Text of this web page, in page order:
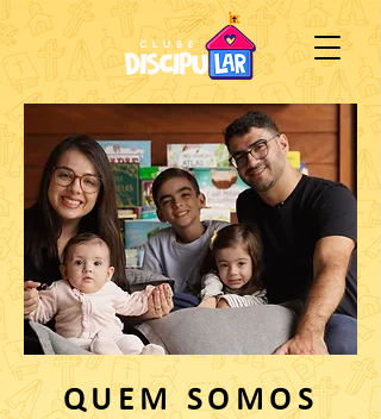
QUEM SOMOS